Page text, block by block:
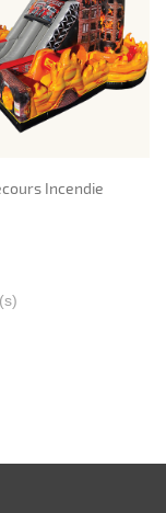
Incendie